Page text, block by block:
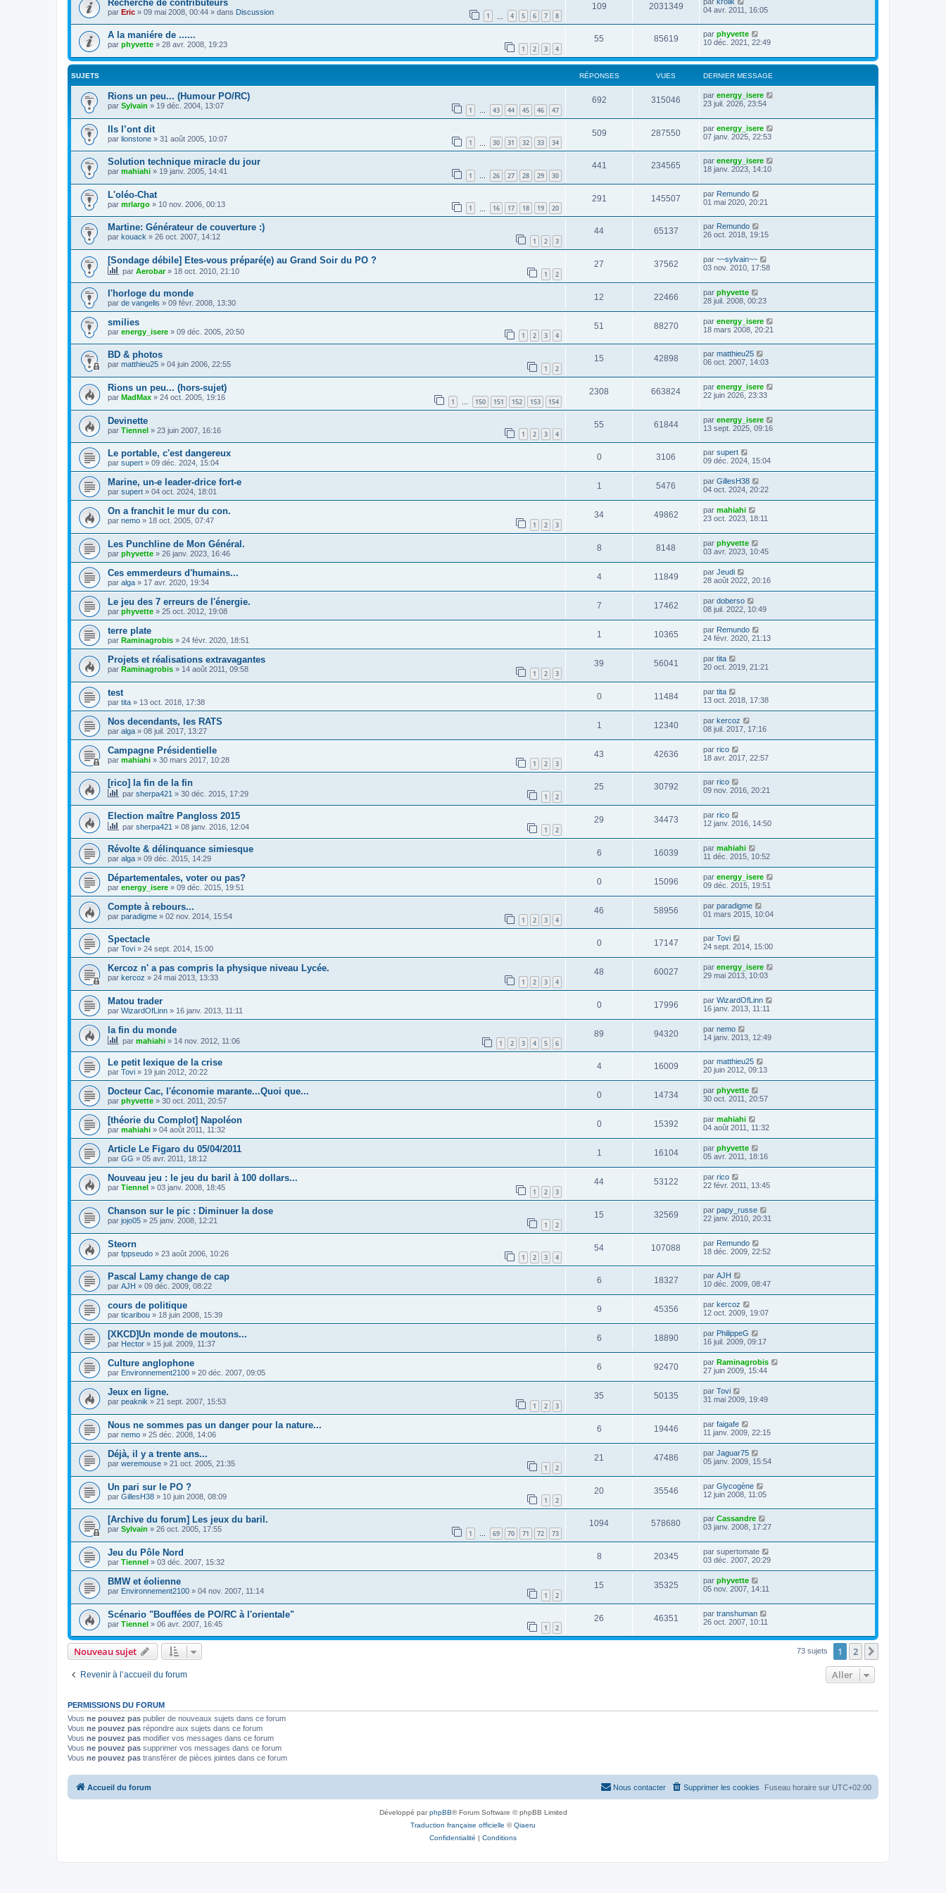
Recherche de contributeurs
par Eric » 09 mai 2008, 00:44 » dans Discussion 1 4 5 6 7 8
109 2031349
04 avr. 2011, 16:05
A la maniére de ......
par phyvette » 28 avr. 2008, 19:23 1 2 3 4
55 85619 par phyvette
10 déc. 2021, 22:49
SUJETS RÉPONSES VUES DERNIER MESSAGE
Rions un peu... (Humour PO/RC)
par Sylvain » 19 déc. 2004, 13:07 1 … 43 44 45 46 47
692 315046 par energy_isere
23 juil. 2026, 23:54
Ils l’ont dit
par lionstone » 31 août 2005, 10:07 1 30 31 32 33 34
509 287550 par energy_isere
07 janv. 2025, 22:53
Solution technique miracle du jour
par mahiahi » 19 janv. 2005, 14:41 1 … 26 27 28 29 30
441 234565 par energy_isere
18 janv. 2023, 14:10
L'oléo-Chat
par mrlargo » 10 nov. 2006, 00:13 1 16 17 18 19 20
291 145507 par Remundo
01 mai 2020, 20:21
Martine: Générateur de couverture :)
par kouack » 26 oct. 2007, 14:12 1 2 3
44 65137 par Remundo
26 oct. 2018, 19:15
[Sondage débile] Etes-vous préparé(e) au Grand Soir du PO ?
par Aerobar» 18 oct. 2010, 21:10 1 2
27 37562 par ~~sylvain~~
03 nov. 2010, 17:58
l'horloge du monde
par de vangelis » 09 févr. 2008, 13:30
12 22466 par phyvette
28 juil. 2008, 00:23
smilies
par energy_isere » 09 déc. 2005, 20:50 1 2 3 4
51 88270 par energy_isere
18 mars 2008, 20:21
BD & photos
par matthieu25 » 04 juin 2006, 22:55 1 2
15 42898 par matthieu25
06 oct. 2007, 14:03
Rions un peu... (hors-sujet)
par MadMax » 24 oct. 2005, 19:16 1 … 150 151 152 153 154
2308 663824 par energy_isere
22 juin 2026, 23:33
Devinette
par Tiennel » 23 juin 2007, 16:16 1 2 3 4
55 61844 par energy_isere
13 sept. 2025, 09:16
Le portable, c'est dangereux
par supert » 09 déc. 2024, 15:04
0 3106 par supert
09 déc. 2024, 15:04
Marine, un-e leader-drice fort-e
par supert » 04 oct. 2024, 18:01
1 5476 par GillesH38
04 oct. 2024, 20:22
On a franchit le mur du con.
par nemo » 18 oct. 2005, 07:47 1 2 3
34 49862 par mahiahi
23 oct. 2023, 18:11
Les Punchline de Mon Général.
par phyvette » 26 janv. 2023, 16:46
8 8148 par phyvette
03 avr. 2023, 10:45
Ces emmerdeurs d'humains...
par alga » 17 avr. 2020, 19:34
4 11849 par Jeudi
28 août 2022, 20:16
Le jeu des 7 erreurs de l'énergie.
par phyvette » 25 oct. 2012, 19:08
7 17462 par doberso
08 juil. 2022, 10:49
terre plate
par Raminagrobis » 24 févr. 2020, 18:51
1 10365 par Remundo
24 févr. 2020, 21:13
Projets et réalisations extravagantes
par Raminagrobis » 14 août 2011, 09:58 1 2 3
39 56041 par tita
20 oct. 2019, 21:21
test
par tita » 13 oct. 2018, 17:38
0 11484 par tita
13 oct. 2018, 17:38
Nos decendants, les RATS
par alga » 08 juil. 2017, 13:27
1 12340 par kercoz
08 juil. 2017, 17:16
Campagne Présidentielle
par mahiahi » 30 mars 2017, 10:28 1 2 3
43 42636 par rico
18 avr. 2017, 22:57
[rico] la fin de la fin
par sherpa421 » 30 déc. 2015, 17:29 1 2
25 30792 par rico
09 nov. 2016, 20:21
Election maître Pangloss 2015
par sherpa421 » 08 janv. 2016, 12:04 1 2
29 34473 par rico
12 janv. 2016, 14:50
Révolte & délinquance simiesque
par alga » 09 déc. 2015, 14:29
6 16039 par mahiahi
11 déc. 2015, 10:52
Départementales, voter ou pas?
par energy_isere » 09 déc. 2015, 19:51
0 15096 par energy_isere
09 déc. 2015, 19:51
Compte à rebours...
par paradigme » 02 nov. 2014, 15:54 1 2 3 4
46 58956 par paradigme
01 mars 2015, 10:04
Spectacle
par Tovi » 24 sept. 2014, 15:00
0 17147 par Tovi
24 sept. 2014, 15:00
Kercoz n' a pas compris la physique niveau Lycée.
par kercoz » 24 mai 2013, 13:33 1 2 3 4
48 60027 par energy_isere
29 mai 2013, 10:03
Matou trader
par WizardOfLinn » 16 janv. 2013, 11:11
0 17996 par WizardOfLinn
16 janv. 2013, 11:11
la fin du monde
par mahiahi » 14 nov. 2012, 11:06 1 2 3 4 5 6
89 94320 par nemo
14 janv. 2013, 12:49
Le petit lexique de la crise
par Tovi » 19 juin 2012, 20:22
4 16009 par matthieu25
20 juin 2012, 09:13
Docteur Cac, l'économie marante...Quoi que...
par phyvette » 30 oct. 2011, 20:57
0 14734 par phyvette
30 oct. 2011, 20:57
[théorie du Complot] Napoléon
par mahiahi » 04 août 2011, 11:32
0 15392 par mahiahi
04 août 2011, 11:32
Article Le Figaro du 05/04/2011
par GG » 05 avr. 2011, 18:12
1 16104 par phyvette
05 avr. 2011, 18:16
Nouveau jeu : le jeu du baril à 100 dollars...
par Tiennel » 03 janv. 2008, 18:45 1 2 3
44 53122 par rico
22 févr. 2011, 13:45
Chanson sur le pic : Diminuer la dose
par jojo05 » 25 janv. 2008, 12:21 1 2
15 32569 par papy_russe
22 janv. 2010, 20:31
Steorn
par fppseudo » 23 août 2006, 10:26 1 2 3 4
54 107088 par Remundo
18 déc. 2009, 22:52
Pascal Lamy change de cap
par AJH » 09 déc. 2009, 08:22
6 18327 par AJH
10 déc. 2009, 08:47
cours de politique
par ticaribou » 18 juin 2008, 15:39
9 45356 par kercoz
12 oct. 2009, 19:07
[XKCD]Un monde de moutons...
par Hector » 15 juil. 2009, 11:37
6 18890 par PhilippeG
16 juil. 2009, 09:17
Culture anglophone
par Environnement2100 » 20 déc. 2007, 09:05
6 92470 par Raminagrobis
27 juin 2009, 15:44
Jeux en ligne.
par peaknik » 21 sept. 2007, 15:53 1 2 3
35 50135 par Tovi
31 mai 2009, 19:49
Nous ne sommes pas un danger pour la nature...
par nemo » 25 déc. 2008, 14:06
6 19446 par faigafe
11 janv. 2009, 22:15
Déjà, il y a trente ans...
par weremouse » 21 oct. 2005, 21:35 1 2
21 47486 par Jaguar75
05 janv. 2009, 15:54
Un pari sur le PO ?
par GillesH38 » 10 juin 2008, 08:09 1 2
20 35546 par Glycogène
12 juin 2008, 11:05
[Archive du forum] Les jeux du baril.
par Sylvain » 26 oct. 2005, 17:55 1 … 69 70 71 72 73
1094 578680 par Cassandre
03 janv. 2008, 17:27
Jeu du Pôle Nord
par Tiennel » 03 déc. 2007, 15:32
8 20345 par supertomate
03 déc. 2007, 20:29
BMW et éolienne
par Environnement2100 » 04 nov. 2007, 11:14 1 2
15 35325 par phyvette
05 nov. 2007, 14:11
Scénario "Bouffées de PO/RC à l'orientale"
par Tiennel » 06 avr. 2007, 16:45 1 2
26 46351 par transhuman
26 oct. 2007, 10:11
Nouveau sujet 73 sujets 1 2
Revenir à l’accueil du forum Aller
PERMISSIONS DU FORUM
Vous ne pouvez pas publier de nouveaux sujets dans ce forum
Vous ne pouvez pas répondre aux sujets dans ce forum
Vous ne pouvez pas modifier vos messages dans ce forum
Vous ne pouvez pas supprimer vos messages dans ce forum
Vous ne pouvez pas transférer de pièces jointes dans ce forum
Accueil du forum Fuseau horaire sur UTC+02:00
Supprimer les cookies
Nous contacter
Développé parphpBB® Forum Software © phpBB Limited
Traduction française officielle ©Qiaeru
Confidentialité | Conditions